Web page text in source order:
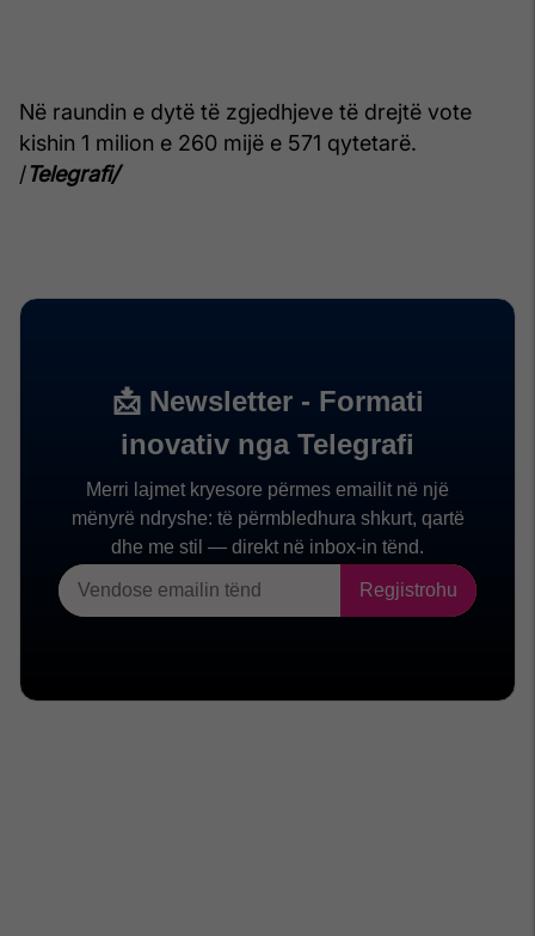
Në raundin e dytë të zgjedhjeve të drejtë vote
kishin 1 milion e 260 mijë e 571 qytetarë.
/Telegrafi/